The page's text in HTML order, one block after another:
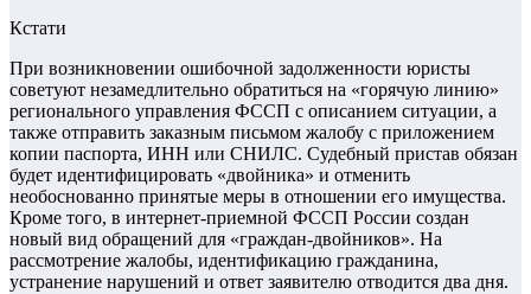
Кстати
При возникновении ошибочной задолженности юристы
советуют незамедлительно обратиться на «горячую линию»
регионального управления ФССП с описанием ситуации, а
также отправить заказным письмом жалобу с приложением
копии паспорта, ИНН или СНИЛС. Судебный пристав обязан
будет идентифицировать «двойника» и отменить
необоснованно принятые меры в отношении его имущества.
Кроме того, в интернет-приемной ФССП России создан
новый вид обращений для «граждан-двойников». На
рассмотрение жалобы, идентификацию гражданина,
устранение нарушений и ответ заявителю отводится два дня.